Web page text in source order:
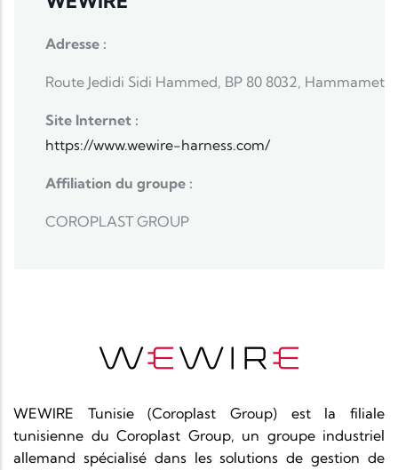
Adresse :
Route Jedidi Sidi Hammed, BP 80 8032, Hammamet
Site Internet :
https://www.wewire-harness.com/
Affiliation du groupe :
COROPLAST GROUP
WEWIRE Tunisie (Coroplast Group) est la filiale
tunisienne du Coroplast Group, un groupe industriel
allemand spécialisé dans les solutions de gestion de